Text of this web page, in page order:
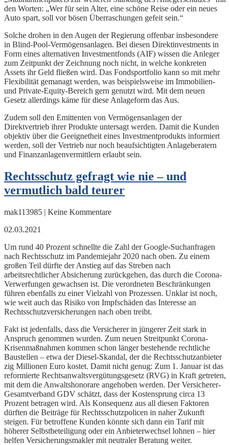
den Worten: „Wer für sein Alter, eine schöne Reise oder ein neues
Auto spart, soll vor bösen Überraschungen gefeit sein.“
Solche drohen in den Augen der Regierung offenbar insbesondere
in Blind-Pool-Vermögensanlagen. Bei diesen Direktinvestments in
Form eines alternativen Investmentfonds (AIF) wissen die Anleger
zum Zeitpunkt der Zeichnung noch nicht, in welche konkreten
Assets ihr Geld fließen wird. Das Fondsportfolio kann so mit mehr
Flexibilität gemanagt werden, was beispielsweise im Immobilien-
und Private-Equity-Bereich gern genutzt wird. Mit dem neuen
Gesetz allerdings käme für diese Anlageform das Aus.
Zudem soll den Emittenten von Vermögensanlagen der
Direktvertrieb ihrer Produkte untersagt werden. Damit die Kunden
objektiv über die Geeignetheit eines Investmentprodukts informiert
werden, soll der Vertrieb nur noch beaufsichtigten Anlageberatern
und Finanzanlagenvermittlern erlaubt sein.
Rechtsschutz gefragt wie nie – und
vermutlich bald teurer
mak113985 | Keine Kommentare
02.03.2021
Um rund 40 Prozent schnellte die Zahl der Google-Suchanfragen
nach Rechtsschutz im Pandemiejahr 2020 nach oben. Zu einem
großen Teil dürfte der Anstieg auf das Streben nach
arbeitsrechtlicher Absicherung zurückgehen, das durch die Corona-
Verwerfungen gewachsen ist. Die verordneten Beschränkungen
führen ebenfalls zu einer Vielzahl von Prozessen. Unklar ist noch,
wie weit auch das Risiko von Impfschäden das Interesse an
Rechtsschutzversicherungen nach oben treibt.
Fakt ist jedenfalls, dass die Versicherer in jüngerer Zeit stark in
Anspruch genommen wurden. Zum neuen Streitpunkt Corona-
Krisenmaßnahmen kommen schon länger bestehende rechtliche
Baustellen – etwa der Diesel-Skandal, der die Rechtsschutzanbieter
zig Millionen Euro kostet. Damit nicht genug: Zum 1. Januar ist das
reformierte Rechtsanwaltsvergütungsgesetz (RVG) in Kraft getreten,
mit dem die Anwaltshonorare angehoben werden. Der Versicherer-
Gesamtverband GDV schätzt, dass der Kostensprung circa 13
Prozent betragen wird. Als Konsequenz aus all diesen Faktoren
dürften die Beiträge für Rechtsschutzpolicen in naher Zukunft
steigen. Für betroffene Kunden könnte sich dann ein Tarif mit
höherer Selbstbeteiligung oder ein Anbieterwechsel lohnen – hier
helfen Versicherungsmakler mit neutraler Beratung weiter.